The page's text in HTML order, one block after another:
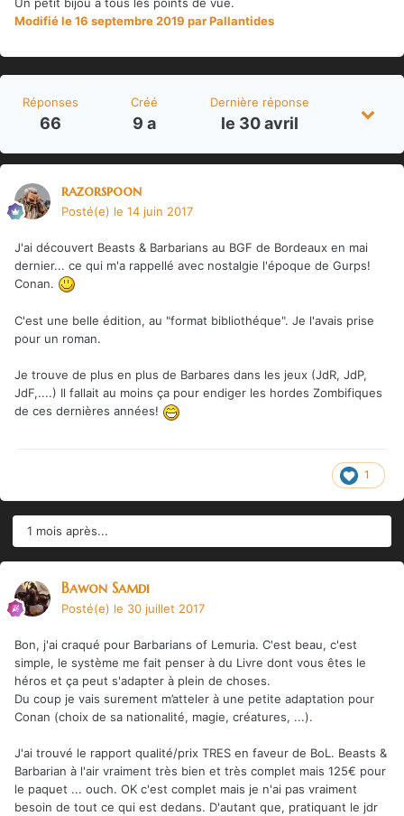
Modifiéle 16 septembre 2019 par Pallantides
Réponses
66
Créé
9 a
Dernière réponse
le 30 avril
razorspoon
Posté(e) le 14 juin 2017
J'ai découvert Beasts & Barbarians au BGF de Bordeaux en mai
dernier... ce qui m'a rappellé avec nostalgie l'époque de Gurps!
Conan.
C'est une belle édition, au "format bibliothéque". Je l'avais prise
pour un roman.
Je trouve de plus en plus de Barbares dans les jeux (JdR, JdP,
JdF,....) Il fallait au moins ça pour endiger les hordes Zombifiques
de ces dernières années!
1
1 mois après...
Bawon Samdi
Posté(e) le 30 juillet 2017
Bon, j'ai craqué pour Barbarians of Lemuria. C'est beau, c'est
simple, le système me fait penser à du Livre dont vous êtes le
héros et ça peut s'adapter à plein de choses.
Du coup je vais surement m’atteler à une petite adaptation pour
Conan (choix de sa nationalité, magie, créatures, ...).
J'ai trouvé le rapport qualité/prix TRES en faveur de BoL. Beasts &
Barbarian à l'air vraiment très bien et très complet mais 125€ pour
le paquet ... ouch. OK c'est complet mais je n'ai pas vraiment
besoin de tout ce qui est dedans. D'autant que, pratiquant le jdr